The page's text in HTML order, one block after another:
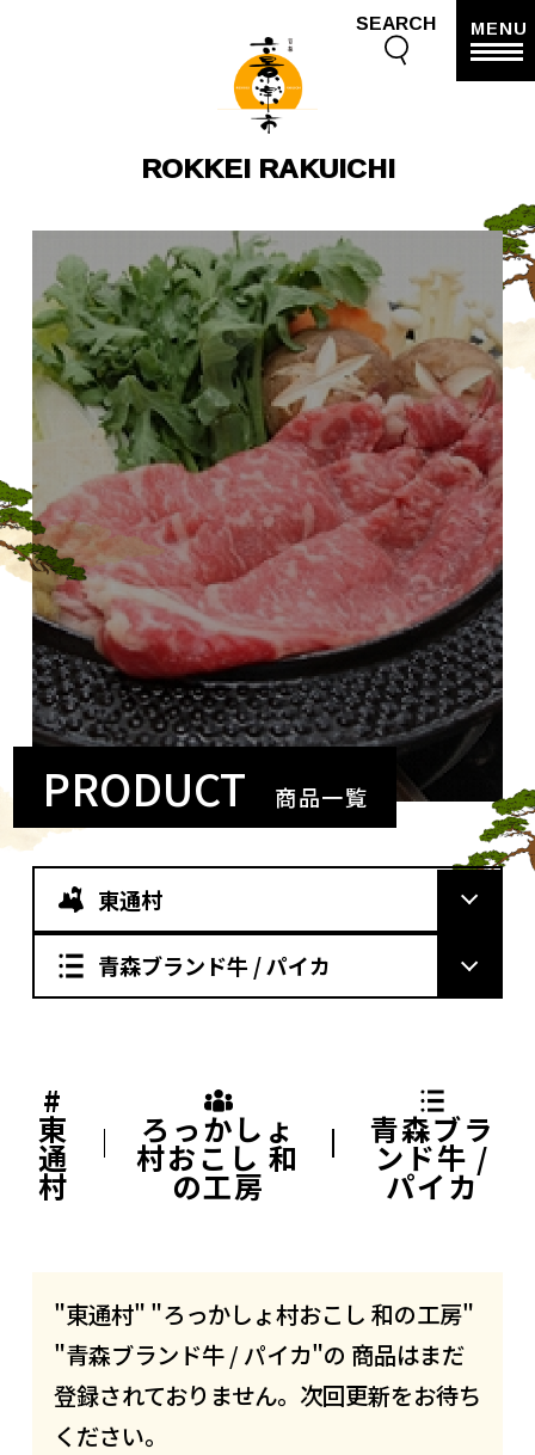
ROKKEI RAKUICHI
SEARCH MENU
PRODUCT 商品一覧
東通村
青森ブランド牛 / パイカ
#
東
通
村
ろっかしょ
村おこし 和
の工房
青森ブラ
ンド牛 /
パイカ
"東通村" "ろっかしょ村おこし 和の工房"
"青森ブランド牛 / パイカ"の 商品はまだ
登録されておりません。次回更新をお待ち
ください。